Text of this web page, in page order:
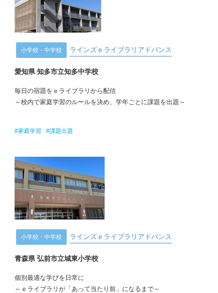
小学校・中学校 ラインズｅライブラリアドバンス
愛知県 知多市立知多中学校
毎日の宿題をｅライブラリから配信
～校内で家庭学習のルールを決め、学年ごとに課題を出題～
#家庭学習 #課題出題
小学校・中学校 ラインズｅライブラリアドバンス
青森県 弘前市立城東小学校
個別最適な学びを日常に
～ｅライブラリが「あって当たり前」になるまで～